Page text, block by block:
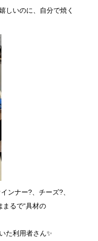
しいのに、自分で焼く
ンナー?、チーズ?、
るで“具材の
た利用者さん✨